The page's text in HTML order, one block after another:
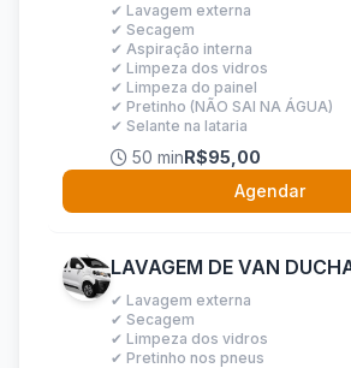
✔ Lavagem externa
✔ Secagem
✔ Aspiração interna
✔ Limpeza dos vidros
✔ Limpeza do painel
✔ Pretinho (NÃO SAI NA ÁGUA)
✔ Selante na lataria
50 minR$95,00
Agendar
LAVAGEM DE VAN
✔ Lavagem externa
✔ Secagem
✔ Limpeza dos vidros
✔ Pretinho nos pneus